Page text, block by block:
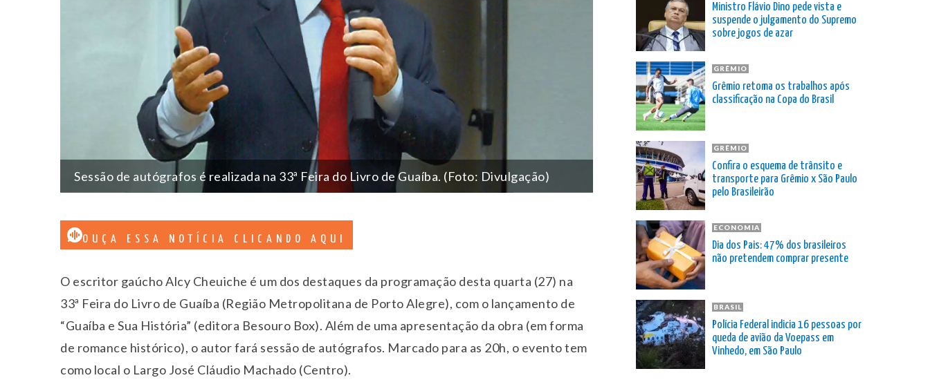
Sessão de autógrafos é realizada na 33ª Feira do Livro de Guaíba. (Foto: Divulgação)
OUÇA ESSA NOTÍCIA CLICANDO AQUI
O escritor gaúcho Alcy Cheuiche é um dos destaques da programação desta quarta (27) na
33ª Feira do Livro de Guaíba (Região Metropolitana de Porto Alegre), com o lançamento de
“Guaíba e Sua História” (editora Besouro Box). Além de uma apresentação da obra (em forma
de romance histórico), o autor fará sessão de autógrafos. Marcado para as 20h, o evento tem
como local o Largo José Cláudio Machado (Centro).
Ministro Flávio Dino pede vista e
suspende o julgamento do Supremo
sobre jogos de azar
GRÊMIO
Grêmio retoma os trabalhos após
classificação na Copa do Brasil
GRÊMIO
Confira o esquema de trânsito e
transporte para Grêmio x São Paulo
pelo Brasileirão
ECONOMIA
Dia dos Pais: 47% dos brasileiros
não pretendem comprar presente
BRASIL
Polícia Federal indicia 16 pessoas por
queda de avião da Voepass em
Vinhedo, em São Paulo